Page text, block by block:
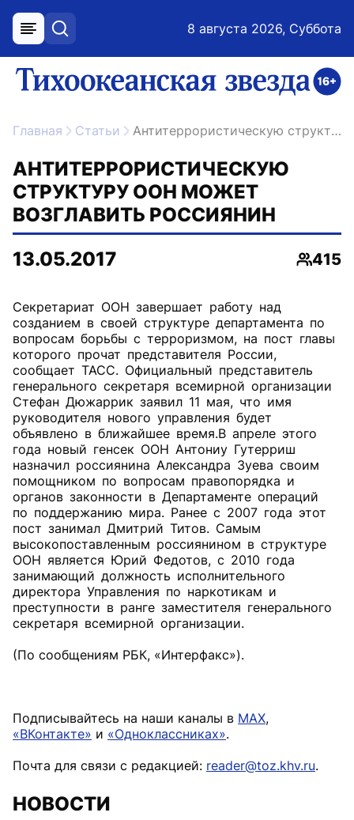
меню поиск 8 августа 2026, Суббота
ссылка на главную
Главная Статьи Антитеррористическую структуру ООН может возглавить россиянин
АНТИТЕРРОРИСТИЧЕСКУЮ
СТРУКТУРУ ООН МОЖЕТ
ВОЗГЛАВИТЬ РОССИЯНИН
13.05.2017
415
Секретариат ООН завершает работу над
созданием в своей структуре департамента по
вопросам борьбы с терроризмом, на пост главы
которого прочат представителя России,
сообщает ТАСС. Официальный представитель
генерального секретаря всемирной организации
Стефан Дюжаррик заявил 11 мая, что имя
руководителя нового управления будет
объявлено в ближайшее время.В апреле этого
года новый генсек ООН Антониу Гутерриш
назначил россиянина Александра Зуева своим
помощником по вопросам правопорядка и
органов законности в Департаменте операций
по поддержанию мира. Ранее с 2007 года этот
пост занимал Дмитрий Титов. Самым
высокопоставленным россиянином в структуре
ООН является Юрий Федотов, с 2010 года
занимающий должность исполнительного
директора Управления по наркотикам и
преступности в ранге заместителя генерального
секретаря всемирной организации.
(По сообщениям РБК, «Интерфакс»).
Подписывайтесь на наши каналы в MAX,
«ВКонтакте» и «Одноклассниках».
Почта для связи с редакцией: reader@toz.khv.ru.
НОВОСТИ